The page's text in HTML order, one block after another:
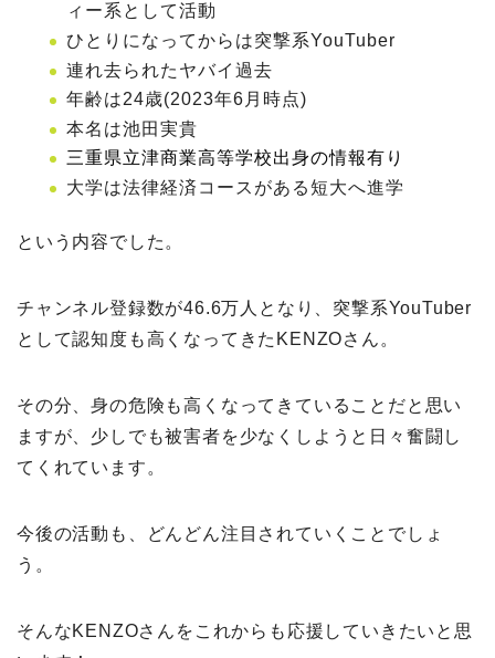
ィー系として活動
ひとりになってからは突撃系YouTuber
連れ去られたヤバイ過去
年齢は24歳(2023年6月時点)
本名は池田実貴
三重県立津商業高等学校出身の情報有り
大学は法律経済コースがある短大へ進学
という内容でした。
チャンネル登録数が46.6万人となり、突撃系YouTuber
として認知度も高くなってきたKENZOさん。
その分、身の危険も高くなってきていることだと思い
ますが、少しでも被害者を少なくしようと日々奮闘し
てくれています。
今後の活動も、どんどん注目されていくことでしょ
う。
そんなKENZOさんをこれからも応援していきたいと思